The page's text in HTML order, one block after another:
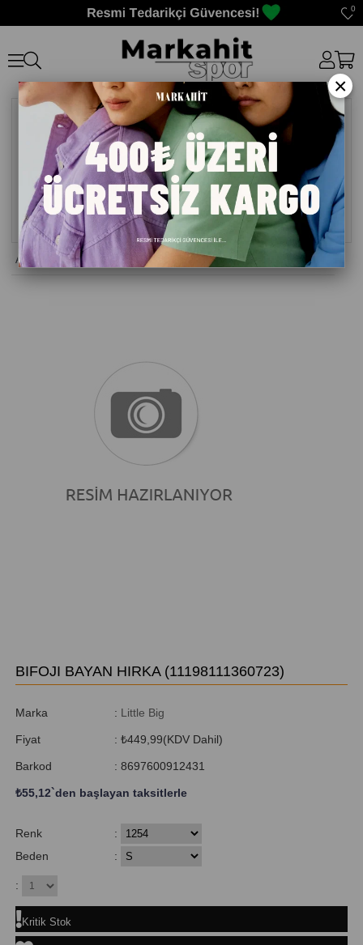
0
Anasayfa> Kadın Hırka BIFOJI BAYAN HIRKA
BIFOJI BAYAN HIRKA (11198111360723)
Marka : Little Big
Fiyat : ₺449,99(KDV Dahil)
Barkod : 8697600912431
₺55,12`den başlayan taksitlerle
Renk
:
Beden
:
:
Kritik Stok
×